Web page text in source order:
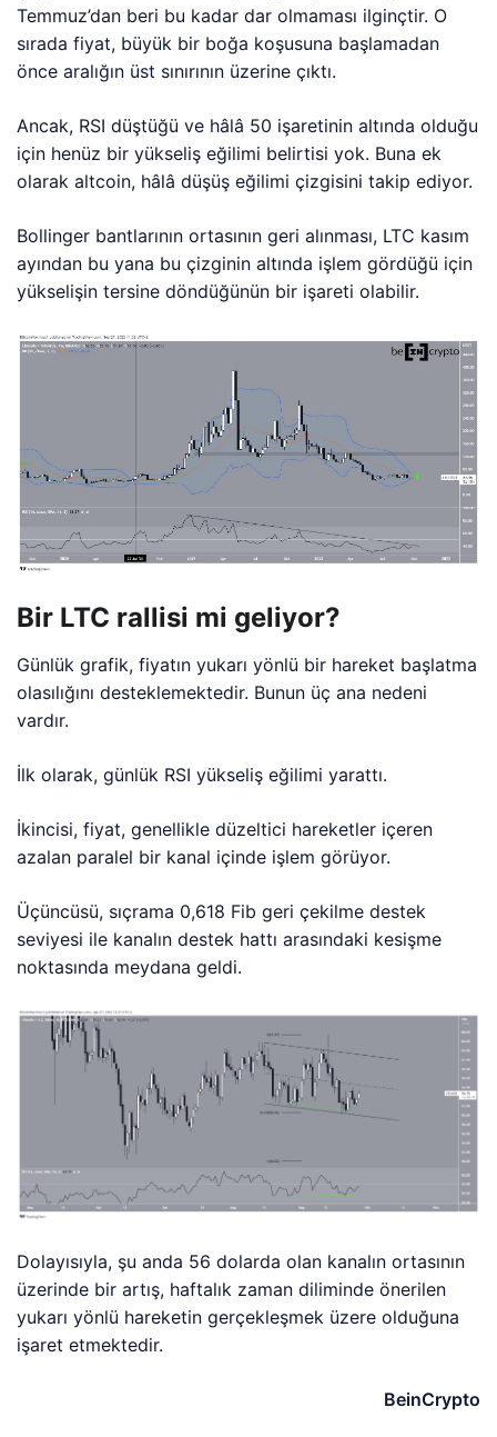
Temmuz’dan beri bu kadar dar olmaması ilginçtir. O
sırada fiyat, büyük bir boğa koşusuna başlamadan
önce aralığın üst sınırının üzerine çıktı.
Ancak, RSI düştüğü ve hâlâ 50 işaretinin altında olduğu
için henüz bir yükseliş eğilimi belirtisi yok. Buna ek
olarak altcoin, hâlâ düşüş eğilimi çizgisini takip ediyor.
Bollinger bantlarının ortasının geri alınması, LTC kasım
ayından bu yana bu çizginin altında işlem gördüğü için
yükselişin tersine döndüğünün bir işareti olabilir.
Bir LTC rallisi mi geliyor?
Günlük grafik, fiyatın yukarı yönlü bir hareket başlatma
olasılığını desteklemektedir. Bunun üç ana nedeni
vardır.
İlk olarak, günlük RSI yükseliş eğilimi yarattı.
İkincisi, fiyat, genellikle düzeltici hareketler içeren
azalan paralel bir kanal içinde işlem görüyor.
Üçüncüsü, sıçrama 0,618 Fib geri çekilme destek
seviyesi ile kanalın destek hattı arasındaki kesişme
noktasında meydana geldi.
Dolayısıyla, şu anda 56 dolarda olan kanalın ortasının
üzerinde bir artış, haftalık zaman diliminde önerilen
yukarı yönlü hareketin gerçekleşmek üzere olduğuna
işaret etmektedir.
BeinCrypto